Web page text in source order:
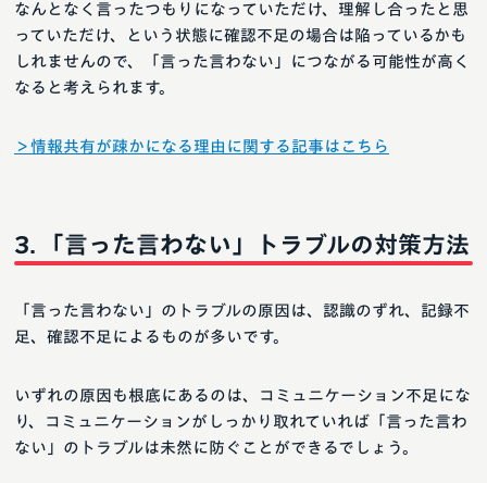
なんとなく言ったつもりになっていただけ、理解し合ったと思
っていただけ、という状態に確認不足の場合は陥っているかも
しれませんので、「言った言わない」につながる可能性が高く
なると考えられます。
＞情報共有が疎かになる理由に関する記事はこちら
「言った言わない」トラブルの対策方法
「言った言わない」のトラブルの原因は、認識のずれ、記録不
足、確認不足によるものが多いです。
いずれの原因も根底にあるのは、コミュニケーション不足にな
り、コミュニケーションがしっかり取れていれば「言った言わ
ない」のトラブルは未然に防ぐことができるでしょう。